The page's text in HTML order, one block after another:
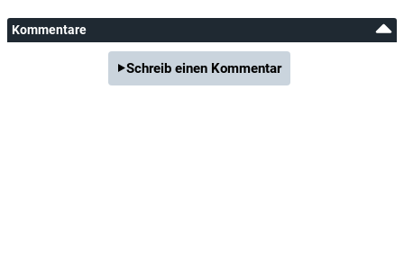
Kommentare
Schreib einen Kommentar